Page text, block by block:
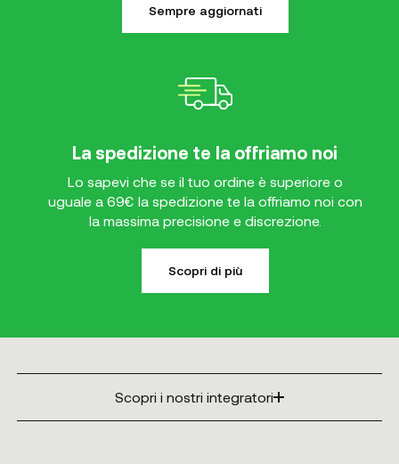
Sempre aggiornati
La spedizione te la offriamo noi
Lo sapevi che se il tuo ordine è superiore o
uguale a 69€ la spedizione te la offriamo noi con
la massima precisione e discrezione.
Scopri di più
Scopri i nostri integratori